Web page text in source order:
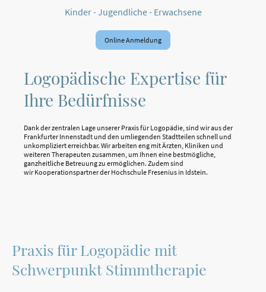
Kinder - Jugendliche - Erwachsene
Online Anmeldung
Logopädische Expertise für
Ihre Bedürfnisse
Dank der zentralen Lage unserer Praxis für Logopädie, sind wir aus der
Frankfurter Innenstadt und den umliegenden Stadtteilen schnell und
unkompliziert erreichbar. Wir arbeiten eng mit Ärzten, Kliniken und
weiteren Therapeuten zusammen, um Ihnen eine bestmögliche,
ganzheitliche Betreuung zu ermöglichen. Zudem sind
wir Kooperationspartner der Hochschule Fresenius in Idstein.
Praxis für Logopädie mit
Schwerpunkt Stimmtherapie